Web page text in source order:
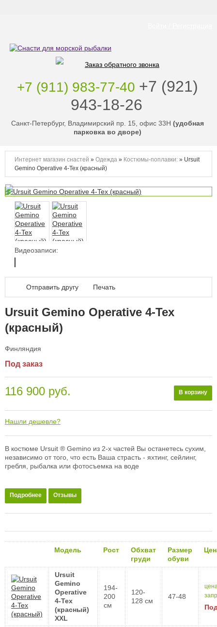
Заказ обратного звонка
+7 (911) 983-77-40 ‭+7 (921)
943-18-26
Санкт-Петербург, Владимирский пр. 15, офис 33Н (удобная
парковка во дворе)
Интернет магазин снастей » Одежда » Костюмы-поплавки: » Ursuit
Gemino Operative 4-Tex (красный)
Видеозаписи:
Отправить другу Печать
Ursuit Gemino Operative 4-Tex
(красный)
Финляндия
Под заказ
116 900 руб. В корзину
Нашли дешевле?
В костюме Ursuit ® Gemino из 2-х частей Вы останетесь сухим,
независимо от того, что есть Ваша страсть - яхтинг, сейлинг,
гребля, рыбалка или фотосъемка на воде
Подробнее Отзывы
Модель Рост
Обхват
груди
Размер
обуви
Ursuit
Gemino
Operative
4-Tex
(красный)
XXL
194-
200
см
120-
128 см
47-48